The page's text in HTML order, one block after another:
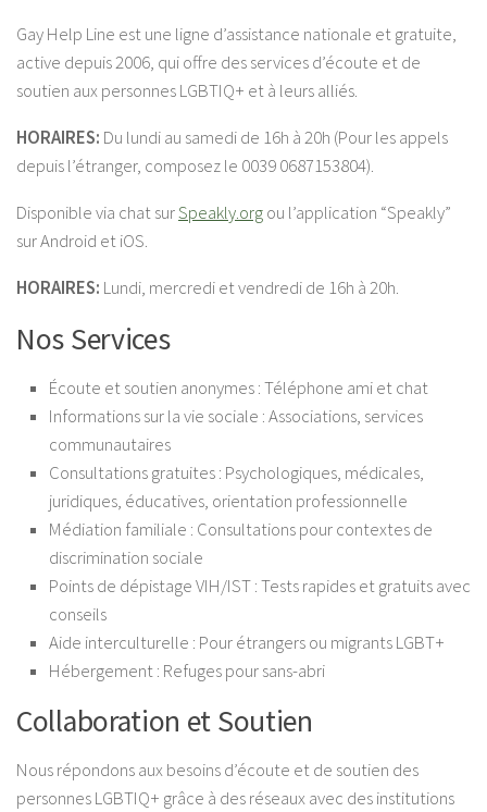
Gay Help Line est une ligne d’assistance nationale et gratuite,
active depuis 2006, qui offre des services d’écoute et de
soutien aux personnes LGBTIQ+ et à leurs alliés.
HORAIRES: Du lundi au samedi de 16h à 20h (Pour les appels
depuis l’étranger, composez le 0039 0687153804).
Disponible via chat surSpeakly.orgou l’application “Speakly”
sur Android et iOS.
HORAIRES: Lundi, mercredi et vendredi de 16h à 20h.
Nos Services
Écoute et soutien anonymes : Téléphone ami et chat
Informations sur la vie sociale : Associations, services
communautaires
Consultations gratuites : Psychologiques, médicales,
juridiques, éducatives, orientation professionnelle
Médiation familiale : Consultations pour contextes de
discrimination sociale
Points de dépistage VIH/IST : Tests rapides et gratuits avec
conseils
Aide interculturelle : Pour étrangers ou migrants LGBT+
Hébergement : Refuges pour sans-abri
Collaboration et Soutien
Nous répondons aux besoins d’écoute et de soutien des
personnes LGBTIQ+ grâce à des réseaux avec des institutions